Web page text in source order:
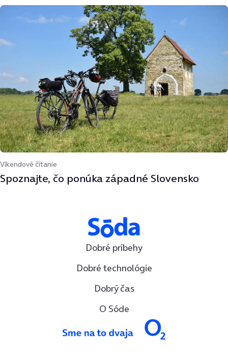
Víkendové čítanie
Spoznajte, čo ponúka západné Slovensko
Dobré príbehy
Dobré technológie
Dobrý čas
O Sóde